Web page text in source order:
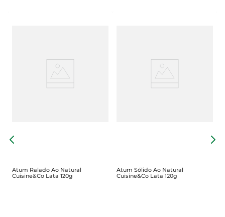
Atum Ralado Ao Natural
Cuisine&Co Lata 120g
Atum Sólido Ao Natural
Cuisine&Co Lata 120g